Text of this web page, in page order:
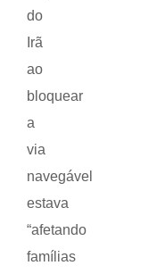
do
Irã
ao
bloquear
a
via
navegável
estava
“afetando
famílias